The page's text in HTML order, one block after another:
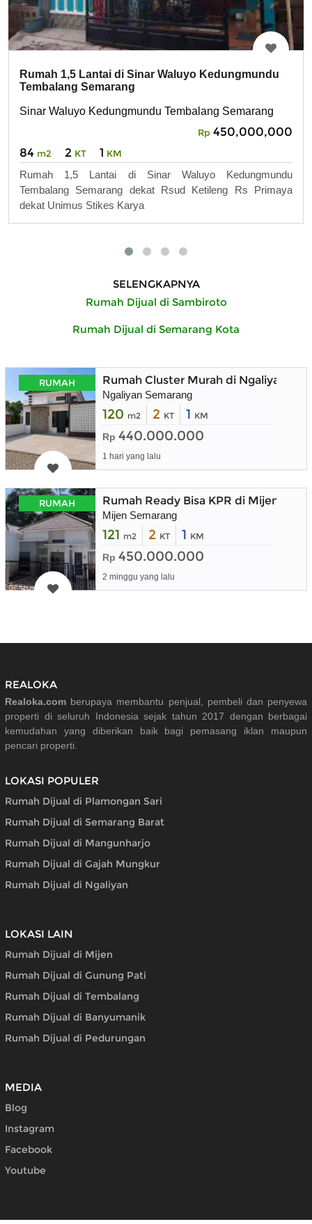
Rumah 1,5 Lantai di Sinar Waluyo Kedungmundu
Tembalang Semarang
Sinar Waluyo Kedungmundu Tembalang Semarang
Rp 450,000,000
84 m2 2 KT 1 KM
Rumah 1,5 Lantai di Sinar Waluyo Kedungmundu
Tembalang Semarang dekat Rsud Ketileng Rs Primaya
dekat Unimus Stikes Karya
SELENGKAPNYA
Rumah Dijual di Sambiroto
Rumah Dijual di Semarang Kota
RUMAH Rumah Cluster Murah di Ngaliyan
Ngaliyan Semarang
120 m2 2 KT 1 KM
Rp 440.000.000
1 hari yang lalu
RUMAH Rumah Ready Bisa KPR di Mijen
Mijen Semarang
121 m2 2 KT 1 KM
Rp 450.000.000
2 minggu yang lalu
REALOKA
Realoka.com berupaya membantu penjual, pembeli dan penyewa
properti di seluruh Indonesia sejak tahun 2017 dengan berbagai
kemudahan yang diberikan baik bagi pemasang iklan maupun
pencari properti.
LOKASI POPULER
Rumah Dijual di Plamongan Sari
Rumah Dijual di Semarang Barat
Rumah Dijual di Mangunharjo
Rumah Dijual di Gajah Mungkur
Rumah Dijual di Ngaliyan
LOKASI LAIN
Rumah Dijual di Mijen
Rumah Dijual di Gunung Pati
Rumah Dijual di Tembalang
Rumah Dijual di Banyumanik
Rumah Dijual di Pedurungan
MEDIA
Blog
Instagram
Facebook
Youtube